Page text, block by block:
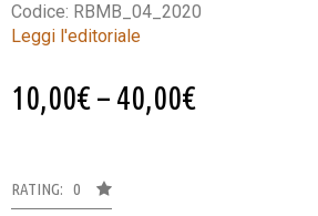
Codice: RBMB_04_2020
Leggi l'editoriale
10,00€– 40,00€
RATING: 0